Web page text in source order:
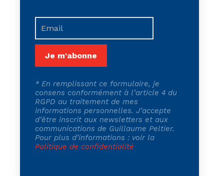
* En remplissant ce formulaire, je
consens conformément à l’article 4 du
RGPD au traitement de mes
informations personnelles. J’accepte
d’être inscrit aux newsletters et aux
communications de Guillaume Peltier.
Pour plus d’informations : voir la
Politique de confidentialité